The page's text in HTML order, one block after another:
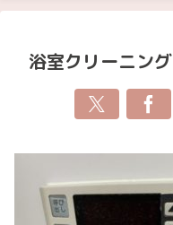
浴室クリーニング